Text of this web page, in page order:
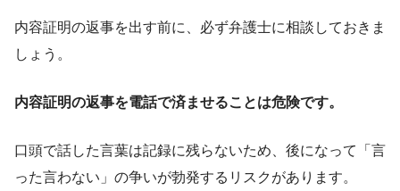
内容証明の返事を出す前に、必ず弁護士に相談しておきま
しょう。
内容証明の返事を電話で済ませることは危険です。
口頭で話した言葉は記録に残らないため、後になって「言
った言わない」の争いが勃発するリスクがあります。